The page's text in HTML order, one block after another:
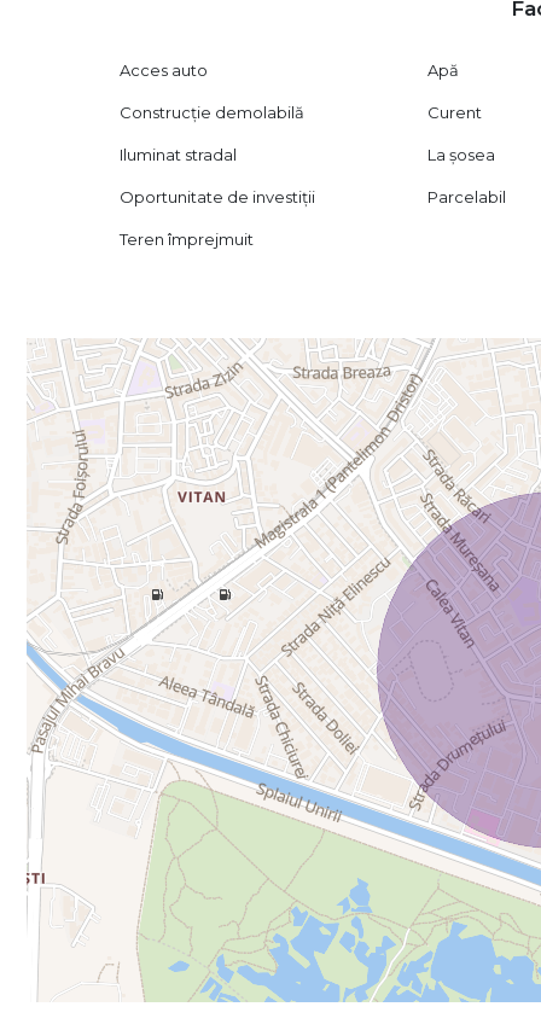
Acces auto Apă
Construcție demolabilă Curent
Iluminat stradal La șosea
Oportunitate de investiții Parcelabil
Teren împrejmuit